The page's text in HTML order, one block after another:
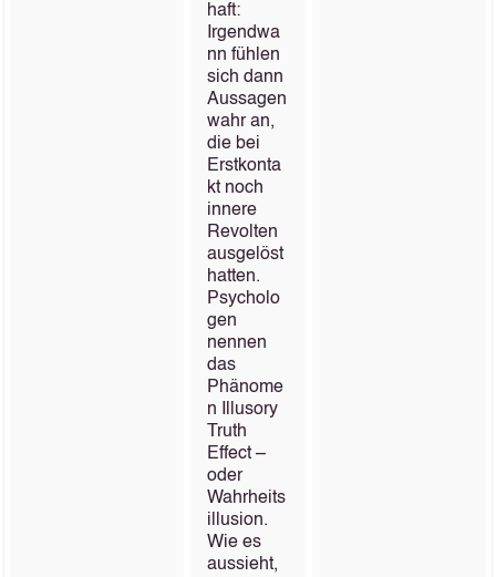
haft:
Irgendwa
nn fühlen
sich dann
Aussagen
wahr an,
die bei
Erstkonta
kt noch
innere
Revolten
ausgelöst
hatten.
Psycholo
gen
nennen
das
Phänome
n Illusory
Truth
Effect –
oder
Wahrheits
illusion.
Wie es
aussieht,